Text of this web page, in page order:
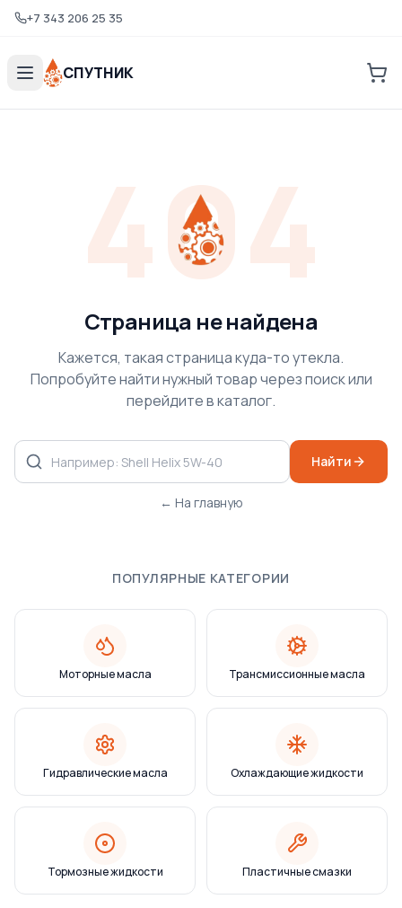
+7 343 206 25 35
СПУТНИК
404
Страница не найдена
Кажется, такая страница куда-то утекла.
Попробуйте найти нужный товар через поиск или
перейдите в каталог.
Найти
← На главную
ПОПУЛЯРНЫЕ КАТЕГОРИИ
Моторные масла Трансмиссионные масла
Гидравлические масла Охлаждающие жидкости
Тормозные жидкости Пластичные смазки